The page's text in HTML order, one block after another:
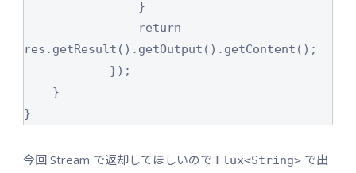
res.getResult().getOutput().getContent();
}
今回 Stream で返却してほしいので Flux<String>で出